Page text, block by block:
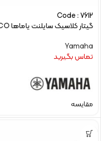
Code : 7612
گیتار کلاسیک سایلنت یاماها SLG200N TOBACCO
Yamaha
تماس بگیرید
مقایسه